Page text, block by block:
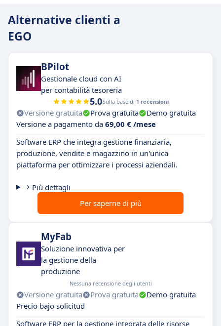
Alternative clienti a
EGO
BPilot
Gestionale cloud con AI
per contabilità tesoreria
5.0Sulla base di 1 recensioni
Versione gratuita Prova gratuita
Demo gratuita
Versione a pagamento da 69,00 € /mese
Software ERP che integra gestione finanziaria,
produzione, vendite e magazzino in un'unica
piattaforma per ottimizzare i processi aziendali.
Più dettagli
Per saperne di più
MyFab
Soluzione innovativa per
la gestione della
produzione
Nessuna recensione degli utenti
Versione gratuita Prova gratuita
Demo gratuita
Precio bajo solicitud
Software ERP per la gestione integrata delle risorse